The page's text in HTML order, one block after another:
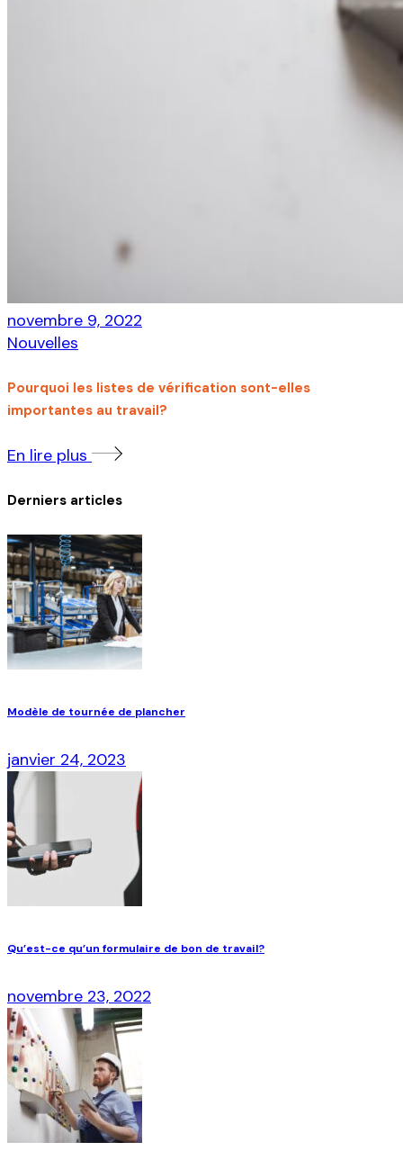
novembre 9, 2022
Nouvelles
Pourquoi les listes de vérification sont-elles
importantes au travail?
En lire plus
Derniers articles
Modèle de tournée de plancher
janvier 24, 2023
Qu’est-ce qu’un formulaire de bon de travail?
novembre 23, 2022